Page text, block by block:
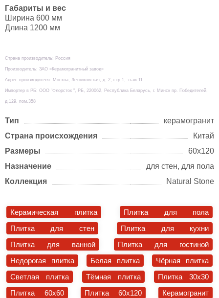
Габариты и вес
Ширина 600 мм
Длина 1200 мм
Страна производитель: Россия
Производитель: ЗАО «Керамогранитный завод»
Адрес производителя: Москва, Летниковская, д. 2, стр.1, этаж 11
Импортер в РБ: ООО "Флорсток ", РБ, 220062, Республика Беларусь, г. Минск пр. Победителей,
д.129, пом.358
Тип
керамогранит
Страна происхождения
Китай
Размеры
60х120
Назначение
для стен, для пола
Коллекция
Natural Stone
Керамическая плитка
Плитка для пола
Плитка для стен
Плитка для кухни
Плитка для ванной
Плитка для гостиной
Недорогая плитка
Белая плитка
Чёрная плитка
Светлая плитка
Тёмная плитка
Плитка 30x30
Плитка 60x60
Плитка 60x120
Керамогранит